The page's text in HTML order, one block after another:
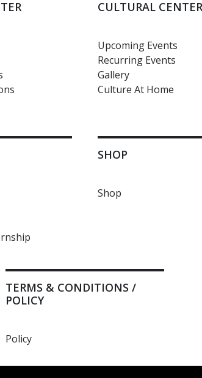
CULTURAL CENTER
Upcoming Events
Recurring Events
Gallery
Culture At Home
SHOP
Shop
TERMS & CONDITIONS /
POLICY
Policy